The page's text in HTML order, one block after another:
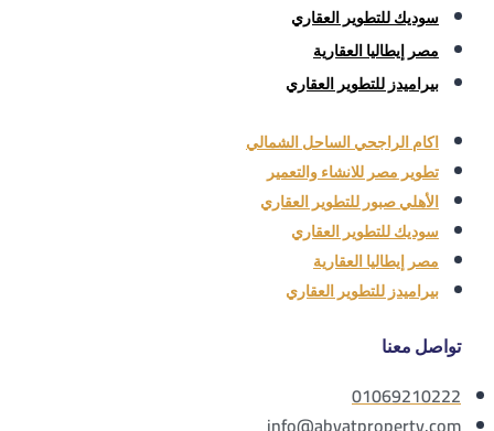
سوديك للتطوير العقاري
مصر إيطاليا العقارية
بيراميدز للتطوير العقاري
اكام الراجحي الساحل الشمالي
تطوير مصر للانشاء والتعمير
الأهلي صبور للتطوير العقاري
سوديك للتطوير العقاري
مصر إيطاليا العقارية
بيراميدز للتطوير العقاري
تواصل معنا
01069210222